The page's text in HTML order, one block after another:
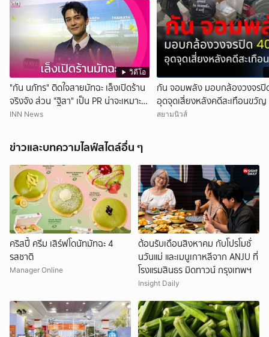
วิดีโอ
"กัน นภัทร" ติดใจสายมัทฉะ เล็งเปิดร้าน
จริงจัง ส่วน "ฐิสา" เป็น PR น่าจะเหมาะ
กว่า
INN News
กัน จอมพลัง มอบกล้องวงจรปิ
อุดจุดเสี่ยงหลังคดีสะเทือนขวัญ
สยามนิวส์
ข่าวและบทความไลฟ์สไตล์อื่น ๆ
คริสปี้ ครีม เสิร์ฟโดนัทมัทฉะ 4
รสชาติ
Manager Online
ต้อนรับเดือนสิงหาคม กับโปรโมชั่
นวันแม่ และเมนูเกาหลีจาก ANJU ที่
โรงแรมสินธร มิดทาวน์ กรุงเทพฯ
Insight Daily